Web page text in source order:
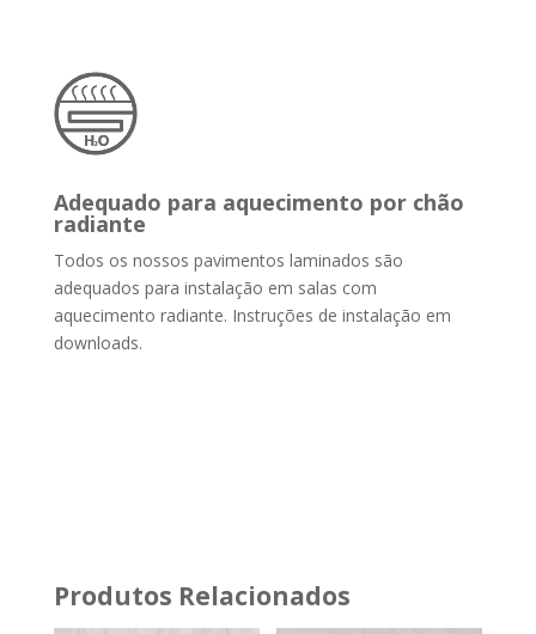
Adequado para aquecimento por chão
radiante
Todos os nossos pavimentos laminados são
adequados para instalação em salas com
aquecimento radiante. Instruções de instalação em
downloads.
Produtos Relacionados